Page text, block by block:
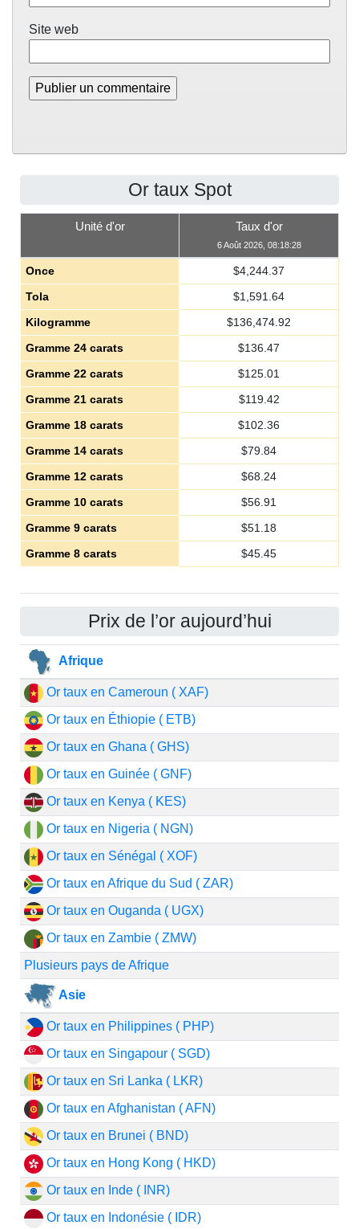
Site web
Or taux Spot
Unité d'or Taux d'or
6 Août 2026, 08:18:28
Once $4,244.37
Tola
$1,591.64
Kilogramme
$136,474.92
Gramme 24 carats
$136.47
Gramme 22 carats
$125.01
Gramme 21 carats
$119.42
Gramme 18 carats
$102.36
Gramme 14 carats
$79.84
Gramme 12 carats
$68.24
Gramme 10 carats
$56.91
Gramme 9 carats
$51.18
Gramme 8 carats
$45.45
Prix de l’or aujourd’hui
Afrique
Or taux en Cameroun ( XAF)
Or taux en Éthiopie ( ETB)
Or taux en Ghana ( GHS)
Or taux en Guinée ( GNF)
Or taux en Kenya ( KES)
Or taux en Nigeria ( NGN)
Or taux en Sénégal ( XOF)
Or taux en Afrique du Sud ( ZAR)
Or taux en Ouganda ( UGX)
Or taux en Zambie ( ZMW)
Plusieurs pays de Afrique
Asie
Or taux en Philippines ( PHP)
Or taux en Singapour ( SGD)
Or taux en Sri Lanka ( LKR)
Or taux en Afghanistan ( AFN)
Or taux en Brunei ( BND)
Or taux en Hong Kong ( HKD)
Or taux en Inde ( INR)
Or taux en Indonésie ( IDR)